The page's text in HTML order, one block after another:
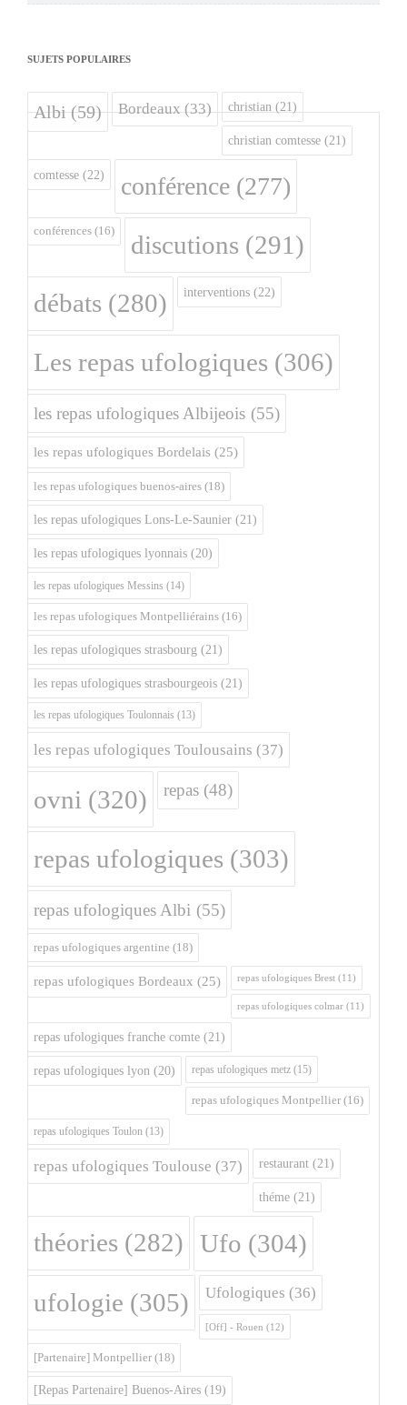
SUJETS POPULAIRES
Albi(59) Bordeaux(33) christian (21)
christian comtesse (21)
comtesse (22) conférence (277)
conférences (16) discutions (291)
débats (280) interventions (22)
Les repas ufologiques (306)
les repas ufologiques Albijeois (55)
les repas ufologiques Bordelais (25)
les repas ufologiques buenos-aires (18)
les repas ufologiques Lons-Le-Saunier (21)
les repas ufologiques lyonnais (20)
les repas ufologiques Messins (14)
les repas ufologiques Montpelliérains (16)
les repas ufologiques strasbourg (21)
les repas ufologiques strasbourgeois (21)
les repas ufologiques Toulonnais (13)
les repas ufologiques Toulousains (37)
ovni (320) repas (48)
repas ufologiques (303)
repas ufologiques Albi (55)
repas ufologiques argentine (18)
repas ufologiques Bordeaux (25) repas ufologiques Brest (11)
repas ufologiques colmar (11)
repas ufologiques franche comte (21)
repas ufologiques lyon (20) repas ufologiques metz (15)
repas ufologiques Montpellier (16)
repas ufologiques Toulon (13)
repas ufologiques Toulouse (37) restaurant (21)
théme (21)
théories (282) Ufo (304)
ufologie (305) Ufologiques (36)
[Off] - Rouen (12)
[Partenaire] Montpellier (18)
[Repas Partenaire] Buenos-Aires (19)